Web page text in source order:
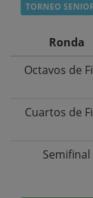
TORNEO
Ronda
Octavos de
Cuartos de
Semifinal